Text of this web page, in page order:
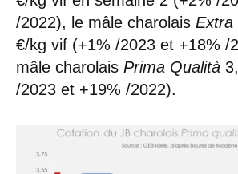
/2022), le mâle charolais Extra
€/kg vif (+1% /2023 et +18% /
mâle charolais Prima Qualità
/2023 et +19% /2022).